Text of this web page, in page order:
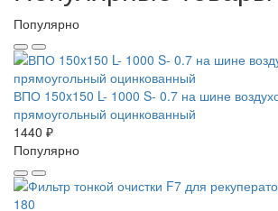
Популярно
ВПО 150x150 L- 1000 S- 0.7 на шине
прямоугольный оцинкованный
1440 ₽
Популярно